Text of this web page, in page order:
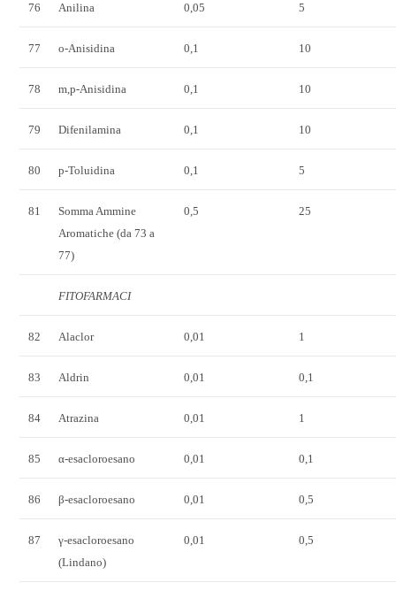
76 Anilina 0,05 5
77 o-Anisidina 0,1 10
78 m,p-Anisidina 0,1 10
79 Difenilamina 0,1 10
80 p-Toluidina 0,1 5
81
Somma Ammine
Aromatiche (da 73 a
77)
0,5 25
FITOFARMACI
82 Alaclor 0,01 1
83 Aldrin 0,01 0,1
84 Atrazina 0,01 1
85 α-esacloroesano 0,01 0,1
86 β-esacloroesano 0,01 0,5
87
γ-esacloroesano
(Lindano)
0,01 0,5